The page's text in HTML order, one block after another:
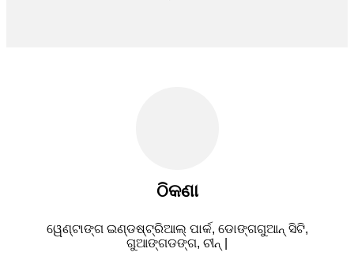
ଠିକଣା
ୱେଣ୍ଟାଙ୍ଗ ଇଣ୍ଡଷ୍ଟ୍ରିଆଲ୍ ପାର୍କ, ଡୋଙ୍ଗଗୁଆନ୍ ସିଟି,
ଗୁଆଙ୍ଗଡଙ୍ଗ, ଚୀନ୍ |